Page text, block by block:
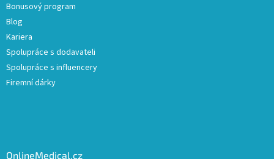
Bonusový program
Blog
Kariera
Spolupráce s dodavateli
Spolupráce s influencery
Firemní dárky
OnlineMedical.cz